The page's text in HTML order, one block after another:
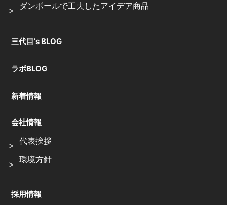
ダンボールで工夫したアイデア商品
三代目’s BLOG
ラボBLOG
新着情報
会社情報
代表挨拶
環境方針
採用情報